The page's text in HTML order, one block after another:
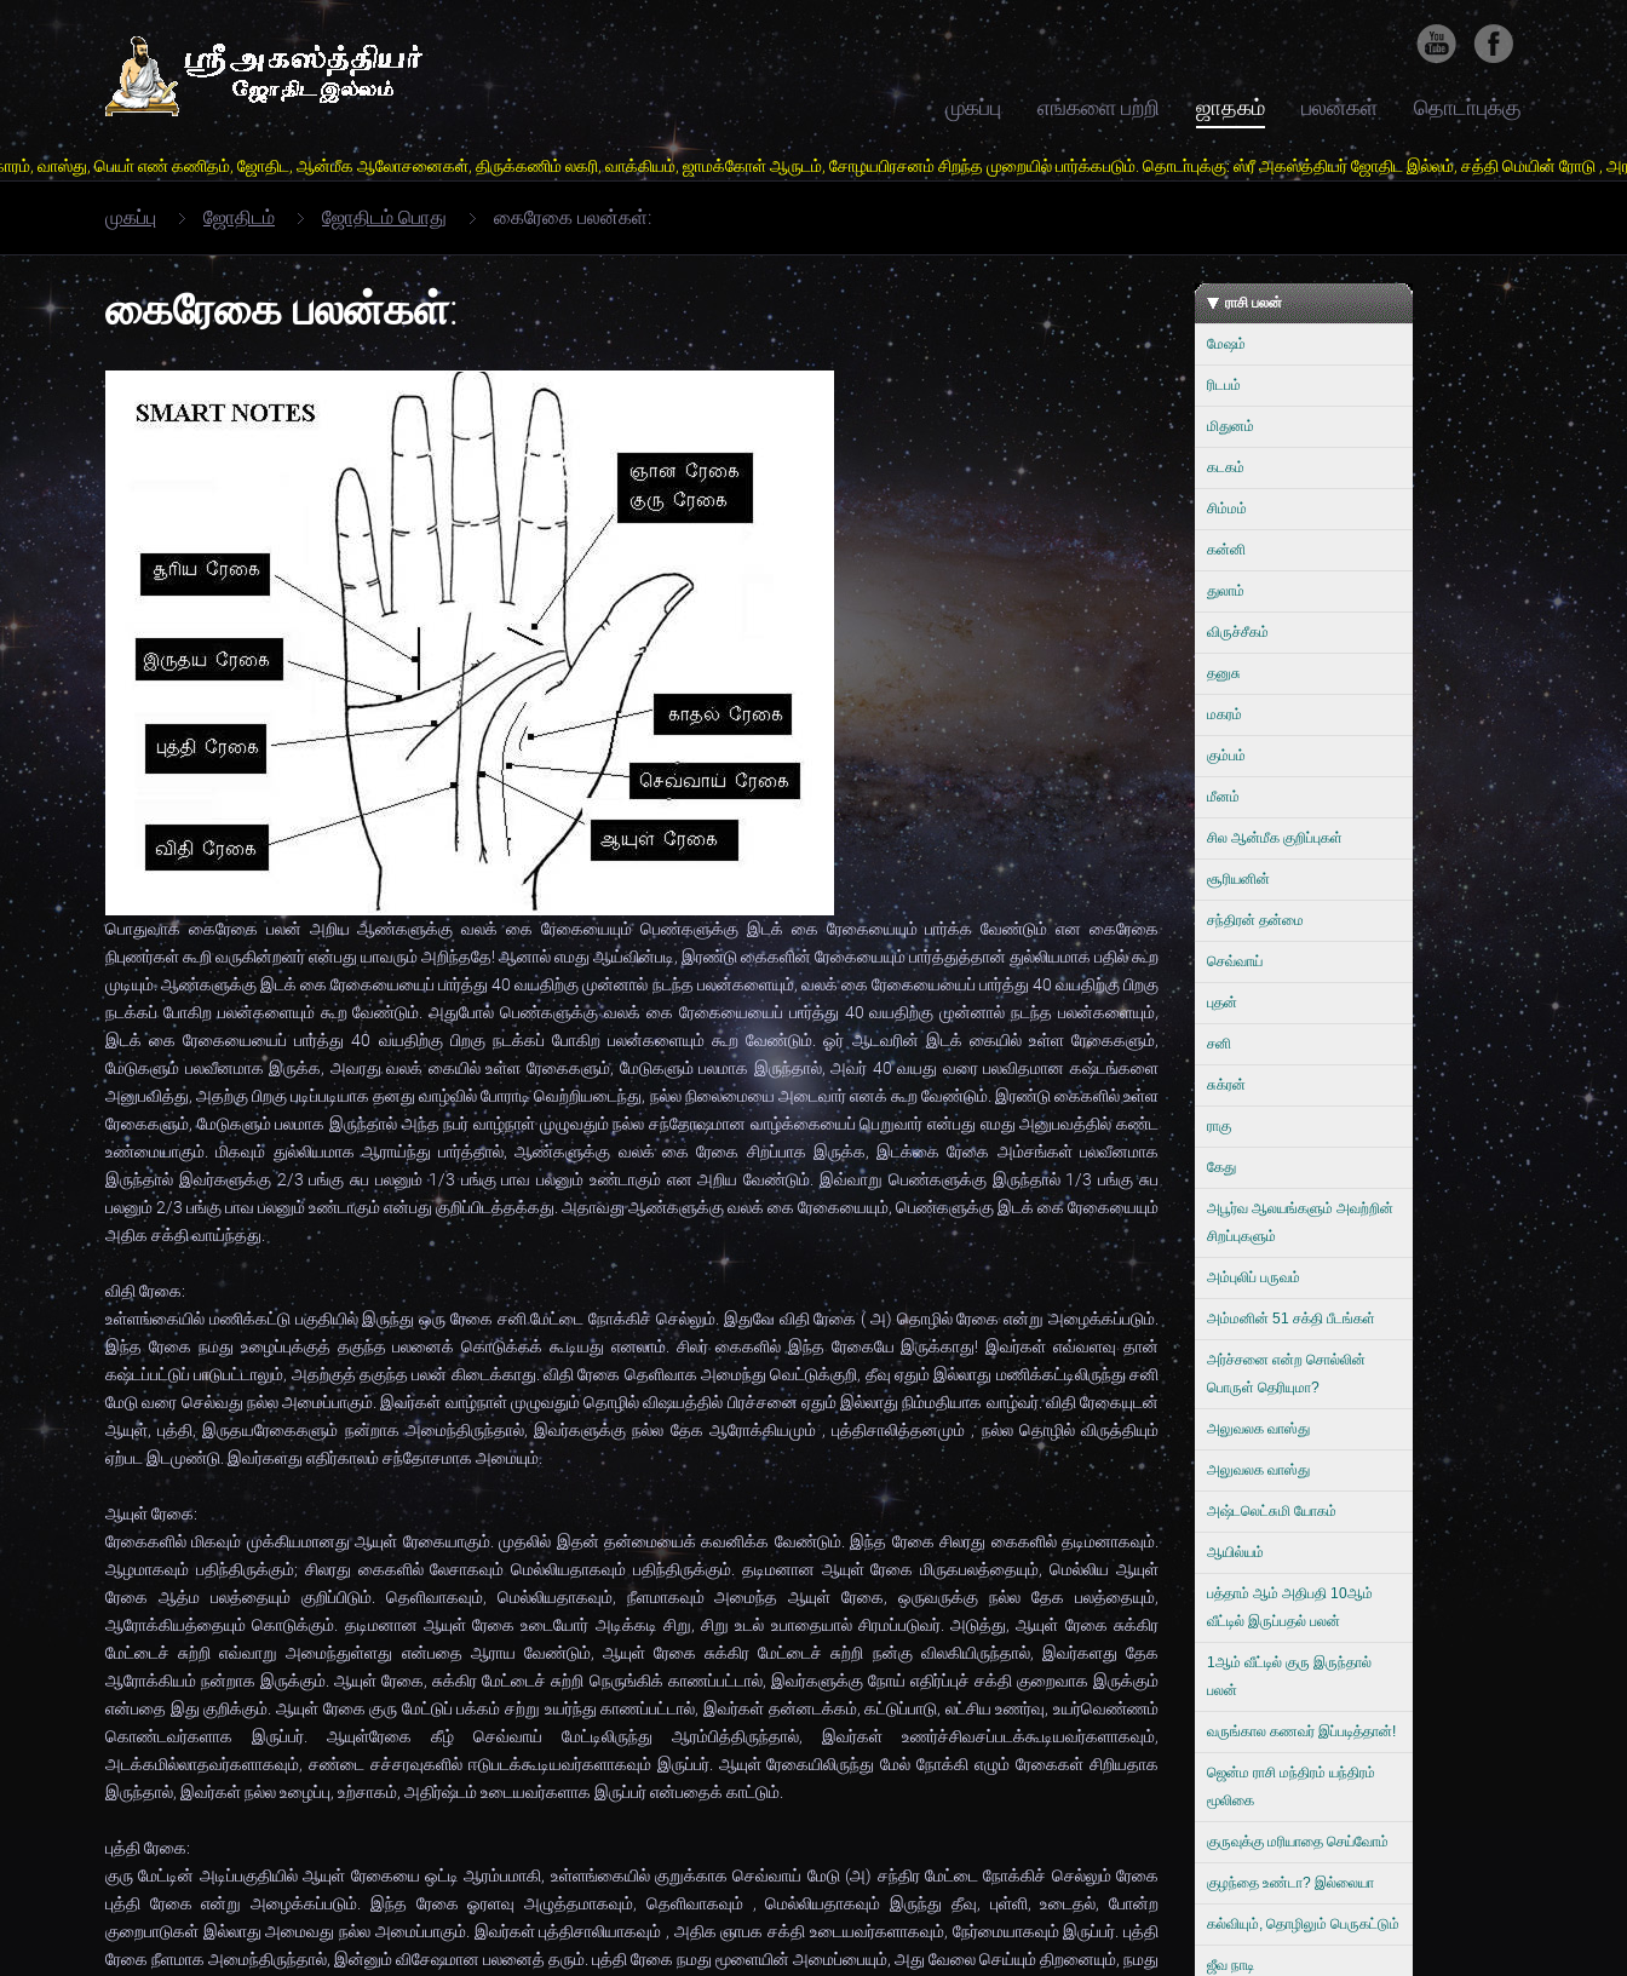
முகப்பு எங்களை பற்றி ஜாதகம் பலன்கள் தொடா்புக்கு
பெயா் எண் கணிதம், ஜோதிட, ஆன்மீக ஆலோசனைகள், திருக்கணிம் லகரி, வாக்கியம், ஜாமக்கோள் ஆருடம், சோழயபிரசனம் சிறந்த முறையில் பார்க்கபடும். தொடா்புக்கு: ஸ்ரீ அகஸ்த்தியர் ஜோதிட இல்லம், சத்தி மெயின் ரோடு , அரசூர் ,சத்தி
முகப்பு ஜோதிடம் ஜோதிடம் பொது கைரேகை பலன்கள்:
கைரேகை பலன்கள்:
பொதுவாக கைரேகை பலன் அறிய ஆண்களுக்கு வலக் கை ரேகையையும் பெண்களுக்கு இடக் கை ரேகையையும் பார்க்க வேண்டும் என கைரேகை
நிபுணர்கள் கூறி வருகின்றனர் என்பது யாவரும் அறிந்ததே! ஆனால் எமது ஆய்வின்படி, இரண்டு கைகளின் ரேகையையும் பார்த்துத்தான் துல்லியமாக பதில் கூற
முடியும். ஆண்களுக்கு இடக் கை ரேகையையைப் பார்த்து 40 வயதிற்கு முன்னால் நடந்த பலன்களையும், வலக் கை ரேகையையைப் பார்த்து 40 வயதிற்கு பிறகு
நடக்கப் போகிற பலன்களையும் கூற வேண்டும். அதுபோல் பெண்களுக்கு வலக் கை ரேகையையைப் பார்த்து 40 வயதிற்கு முன்னால் நடந்த பலன்களையும்,
இடக் கை ரேகையையைப் பார்த்து 40 வயதிற்கு பிறகு நடக்கப் போகிற பலன்களையும் கூற வேண்டும். ஓர் ஆடவரின் இடக் கையில் உள்ள ரேகைகளும்,
மேடுகளும் பலவீனமாக இருக்க, அவரது வலக் கையில் உள்ள ரேகைகளும், மேடுகளும் பலமாக இருந்தால், அவர் 40 வயது வரை பலவிதமான கஷ்டங்களை
அனுபவித்து, அதற்கு பிறகு படிப்படியாக தனது வாழ்வில் போராடி வெற்றியடைந்து, நல்ல நிலைமையை அடைவார் எனக் கூற வேண்டும். இரண்டு கைகளில் உள்ள
ரேகைகளும், மேடுகளும் பலமாக இருந்தால் அந்த நபர் வாழ்நாள் முழுவதும் நல்ல சந்தோஷமான வாழ்க்கையைப் பெறுவார் என்பது எமது அனுபவத்தில் கண்ட
உண்மையாகும். மிகவும் துல்லியமாக ஆராய்ந்து பார்த்தால், ஆண்களுக்கு வலக் கை ரேகை சிறப்பாக இருக்க, இடக்கை ரேகை அம்சங்கள் பலவீனமாக
இருந்தால் இவர்களுக்கு 2/3 பங்கு சுப பலனும் 1/3 பங்கு பாவ பலனும் உண்டாகும் என அறிய வேண்டும். இவ்வாறு பெண்களுக்கு இருந்தால் 1/3 பங்கு சுப
பலனும் 2/3 பங்கு பாவ பலனும் உண்டாகும் என்பது குறிப்பிடத்தக்கது. அதாவது ஆண்களுக்கு வலக் கை ரேகையையும், பெண்களுக்கு இடக் கை ரேகையையும்
அதிக சக்தி வாய்ந்தது.
விதி ரேகை:
உள்ளங்கையில் மணிக்கட்டு பகுதியில் இருந்து ஒரு ரேகை சனி மேட்டை நோக்கிச் செல்லும். இதுவே விதி ரேகை ( அ) தொழில் ரேகை என்று அழைக்கப்படும்.
இந்த ரேகை நமது உழைப்புக்குத் தகுந்த பலனைக் கொடுக்கக் கூடியது எனலாம். சிலர் கைகளில் இந்த ரேகையே இருக்காது! இவர்கள் எவ்வளவு தான்
கஷ்டப்பட்டுப் பாடுபட்டாலும், அதற்குத் தகுந்த பலன் கிடைக்காது. விதி ரேகை தெளிவாக அமைந்து வெட்டுக்குறி, தீவு ஏதும் இல்லாது மணிக்கட்டிலிருந்து சனி
மேடு வரை செல்வது நல்ல அமைப்பாகும். இவர்கள் வாழ்நாள் முழுவதும் தொழில் விஷயத்தில் பிரச்சனை ஏதும் இல்லாது நிம்மதியாக வாழ்வர். விதி ரேகையுடன்
ஆயுள், புத்தி, இருதயரேகைகளும் நன்றாக அமைந்திருந்தால், இவர்களுக்கு நல்ல தேக ஆரோக்கியமும் , புத்திசாலித்தனமும் , நல்ல தொழில் விருத்தியும்
ஏற்பட இடமுண்டு. இவர்களது எதிர்காலம் சந்தோசமாக அமையும்.
ஆயுள் ரேகை:
ரேகைகளில் மிகவும் முக்கியமானது ஆயுள் ரேகையாகும். முதலில் இதன் தன்மையைக் கவனிக்க வேண்டும். இந்த ரேகை சிலரது கைகளில் தடிமனாகவும்.
ஆழமாகவும் பதிந்திருக்கும்; சிலரது கைகளில் லேசாகவும் மெல்லியதாகவும் பதிந்திருக்கும். தடிமனான ஆயுள் ரேகை மிருகபலத்தையும், மெல்லிய ஆயுள்
ரேகை ஆத்ம பலத்தையும் குறிப்பிடும். தெளிவாகவும், மெல்லியதாகவும், நீளமாகவும் அமைந்த ஆயுள் ரேகை, ஒருவருக்கு நல்ல தேக பலத்தையும்,
ஆரோக்கியத்தையும் கொடுக்கும். தடிமனான ஆயுள் ரேகை உடையோர் அடிக்கடி சிறு, சிறு உடல் உபாதையால் சிரமப்படுவர். அடுத்து, ஆயுள் ரேகை சுக்கிர
மேட்டைச் சுற்றி எவ்வாறு அமைந்துள்ளது என்பதை ஆராய வேண்டும், ஆயுள் ரேகை சுக்கிர மேட்டைச் சுற்றி நன்கு விலகியிருந்தால், இவர்களது தேக
ஆரோக்கியம் நன்றாக இருக்கும். ஆயுள் ரேகை, சுக்கிர மேட்டைச் சுற்றி நெருங்கிக் காணப்பட்டால், இவர்களுக்கு நோய் எதிர்ப்புச் சக்தி குறைவாக இருக்கும்
என்பதை இது குறிக்கும். ஆயுள் ரேகை குரு மேட்டுப் பக்கம் சற்று உயர்ந்து காணப்பட்டால், இவர்கள் தன்னடக்கம், கட்டுப்பாடு, லட்சிய உணர்வு, உயர்வெண்ணம்
கொண்டவர்களாக இருப்பர். ஆயுள்ரேகை கீழ் செவ்வாய் மேட்டிலிருந்து ஆரம்பித்திருந்தால், இவர்கள் உணர்ச்சிவசப்படக்கூடியவர்களாகவும்,
அடக்கமில்லாதவர்களாகவும், சண்டை சச்சரவுகளில் ஈடுபடக்கூடியவர்களாகவும் இருப்பர். ஆயுள் ரேகையிலிருந்து மேல் நோக்கி எழும் ரேகைகள் சிறியதாக
இருந்தால், இவர்கள் நல்ல உழைப்பு, உற்சாகம், அதிர்ஷ்டம் உடையவர்களாக இருப்பர் என்பதைக் காட்டும்.
புத்தி ரேகை:
குரு மேட்டின் அடிப்பகுதியில் ஆயுள் ரேகையை ஒட்டி ஆரம்பமாகி, உள்ளங்கையில் குறுக்காக செவ்வாய் மேடு (அ) சந்திர மேட்டை நோக்கிச் செல்லும் ரேகை
புத்தி ரேகை என்று அழைக்கப்படும். இந்த ரேகை ஓரளவு அழுத்தமாகவும், தெளிவாகவும் , மெல்லியதாகவும் இருந்து தீவு, புள்ளி, உடைதல், போன்ற
குறைபாடுகள் இல்லாது அமைவது நல்ல அமைப்பாகும். இவர்கள் புத்திசாலியாகவும் , அதிக ஞாபக சக்தி உடையவர்களாகவும், நேர்மையாகவும் இருப்பர். புத்தி
ரேகை நீளமாக அமைந்திருந்தால், இன்னும் விசேஷமான பலனைத் தரும். புத்தி ரேகை நமது மூளையின் அமைப்பையும், அது வேலை செய்யும் திறனையும், நமது
ராசி பலன்
மேஷம்
ரிடபம்
மிதுனம்
கடகம்
சிம்மம்
கன்னி
துலாம்
விருச்சீகம்
தனுசு
மகரம்
கும்பம்
மீனம்
சில ஆன்மீக குறிப்புகள்
சூரியனின்
சந்திரன் தன்மை
செவ்வாய்
புதன்
சனி
சுக்ரன்
ராகு
கேது
அபூர்வ ஆலயங்களும் அவற்றின்
சிறப்புகளும்
அம்புலிப் பருவம்
அம்மனின் 51 சக்தி பீடங்கள்
அர்ச்சனை என்ற சொல்லின்
பொருள் தெரியுமா?
அலுவலக வாஸ்து
அலுவலக வாஸ்து
அஷ்டலெட்சுமி யோகம்
ஆயில்யம்
பத்தாம் ஆம் அதிபதி 10ஆம்
வீட்டில் இருப்பதல் பலன்
1ஆம் வீட்டில் குரு இருந்தால்
பலன்
வருங்கால கணவர் இப்படித்தான்!
ஜென்ம ராசி மந்திரம் யந்திரம்
மூலிகை
குருவுக்கு மரியாதை செய்வோம்
குழந்தை உண்டா? இல்லையா
கல்வியும், தொழிலும் பெருகட்டும்
ஜீவ நாடி